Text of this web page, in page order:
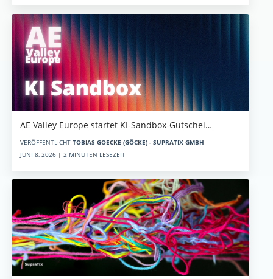
AE Valley Europe startet KI-Sandbox-Gutschei…
VERÖFFENTLICHT TOBIAS GOECKE (GÖCKE) - SUPRATIX GMBH
JUNI 8, 2026 | 2 MINUTEN LESEZEIT